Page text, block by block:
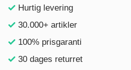
Hurtig levering
30.000+ artikler
100% prisgaranti
30 dages returret